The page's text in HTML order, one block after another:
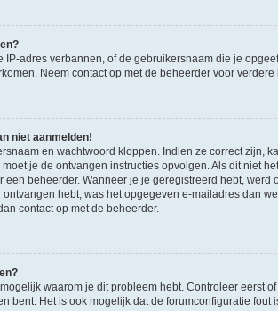
IP-adres verbannen, of de gebruikersnaam die je
Neem contact op met de beheerder voor verdere
niet aanmelden!
en wachtwoord kloppen. Indien ze correct zijn,
je de ontvangen instructies opvolgen. Als dit niet
een beheerder. Wanneer je je geregistreerd hebt,
hebt, was het opgegeven e-mailadres dan
contact op met de beheerder.
waarom je dit probleem hebt. Controleer eerst
bent. Het is ook mogelijk dat de forumconfiguratie fout